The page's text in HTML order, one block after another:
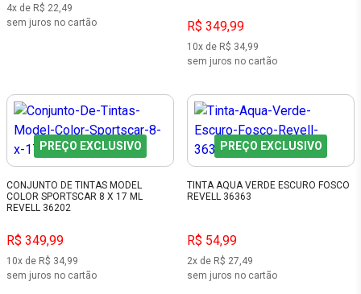
4x de R$ 22,49
sem juros no cartão
R$ 349,99
10x de R$ 34,99
sem juros no cartão
PREÇO EXCLUSIVO
CONJUNTO DE TINTAS MODEL
COLOR SPORTSCAR 8 X 17 ML
REVELL 36202
R$ 349,99
10x de R$ 34,99
sem juros no cartão
PREÇO EXCLUSIVO
TINTA AQUA VERDE ESCURO FOSCO
REVELL 36363
R$ 54,99
2x de R$ 27,49
sem juros no cartão